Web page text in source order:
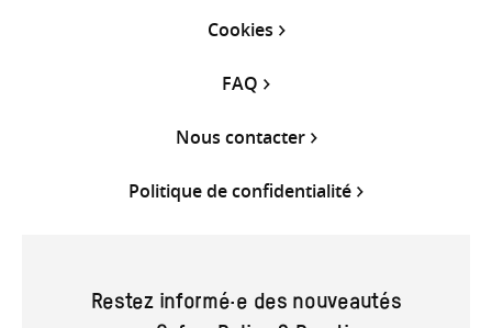
Cookies
FAQ
Nous contacter
Politique de confidentialité
Restez informé·e des nouveautés